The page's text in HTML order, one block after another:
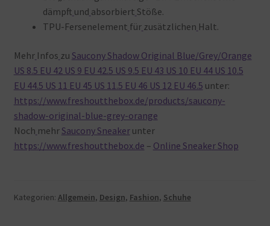
dämpft und absorbiert Stöße.
TPU-Fersenelement für zusätzlichen Halt.
Mehr Infos zu Saucony Shadow Original Blue/Grey/Orange
US 8.5 EU 42 US 9 EU 42.5 US 9.5 EU 43 US 10 EU 44 US 10.5
EU 44.5 US 11 EU 45 US 11.5 EU 46 US 12 EU 46.5 unter:
https://www.freshoutthebox.de/products/saucony-
shadow-original-blue-grey-orange
Noch mehrSaucony Sneakerunter
https://www.freshoutthebox.de – Online Sneaker Shop
Kategorien: Allgemein, Design, Fashion, Schuhe